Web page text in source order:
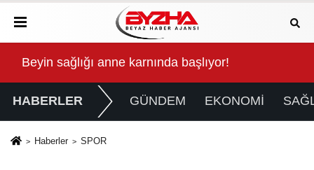
Yolculuk” Yaptı
Beyin sağlığı anne karnında başlıyor!
HABERLER GÜNDEM EKONOMİ
Haberler SPOR